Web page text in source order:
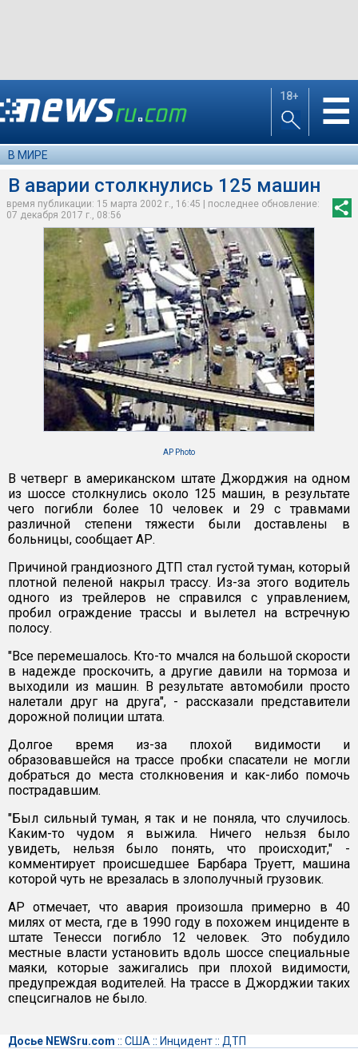
18+ ☰
В МИРЕ
В аварии столкнулись 125 машин
время публикации: 15 марта 2002 г., 16:45 | последнее обновление:
07 декабря 2017 г., 08:56
AP Photo
В четверг в американском штате Джорджия на одном
из шоссе столкнулись около 125 машин, в результате
чего погибли более 10 человек и 29 с травмами
различной степени тяжести были доставлены в
больницы, сообщает АР.
Причиной грандиозного ДТП стал густой туман, который
плотной пеленой накрыл трассу. Из-за этого водитель
одного из трейлеров не справился с управлением,
пробил ограждение трассы и вылетел на встречную
полосу.
"Все перемешалось. Кто-то мчался на большой скорости
в надежде проскочить, а другие давили на тормоза и
выходили из машин. В результате автомобили просто
налетали друг на друга", - рассказали представители
дорожной полиции штата.
Долгое время из-за плохой видимости и
образовавшейся на трассе пробки спасатели не могли
добраться до места столкновения и как-либо помочь
пострадавшим.
"Был сильный туман, я так и не поняла, что случилось.
Каким-то чудом я выжила. Ничего нельзя было
увидеть, нельзя было понять, что происходит," -
комментирует происшедшее Барбара Труетт, машина
которой чуть не врезалась в злополучный грузовик.
АР отмечает, что авария произошла примерно в 40
милях от места, где в 1990 году в похожем инциденте в
штате Тенесси погибло 12 человек. Это побудило
местные власти установить вдоль шоссе специальные
маяки, которые зажигались при плохой видимости,
предупреждая водителей. На трассе в Джорджии таких
спецсигналов не было.
Досье NEWSru.com :: США :: Инцидент:: ДТП